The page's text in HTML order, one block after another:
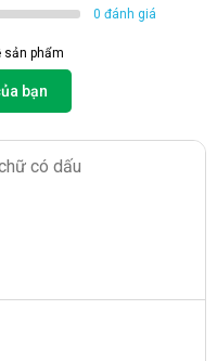
dung tích 350 lít
ẩm Digi-Cabi DHC-
tới nhiều vị trí khác
cấu tạo gồm các bộ
0 đánh giá
sản phẩm
bạn